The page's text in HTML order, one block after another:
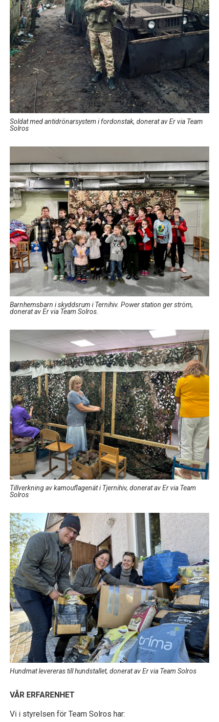
Soldat med antidrönarsystem i fordonstak, donerat av Er via Team
Solros
Barnhemsbarn i skyddsrum i Ternihiv. Power station ger ström,
donerat av Er via Team Solros.
Tillverkning av kamouflagenät i Tjernihiv, donerat av Er via Team
Solros
Hundmat levereras till hundstallet, donerat av Er via Team Solros
VÅR ERFARENHET
Vi i styrelsen för Team Solros har: